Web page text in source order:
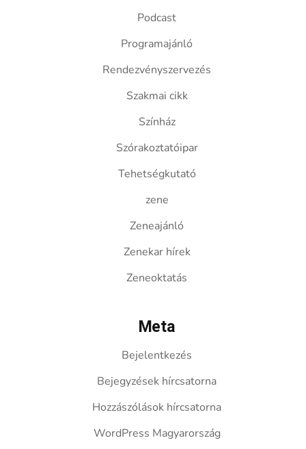
Podcast
Programajánló
Rendezvényszervezés
Szakmai cikk
Színház
Szórakoztatóipar
Tehetségkutató
zene
Zeneajánló
Zenekar hírek
Zeneoktatás
Meta
Bejelentkezés
Bejegyzések hírcsatorna
Hozzászólások hírcsatorna
WordPress Magyarország